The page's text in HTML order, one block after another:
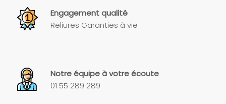
Engagement qualité
Reliures Garanties à vie
Notre équipe à votre écoute
01 55 289 289